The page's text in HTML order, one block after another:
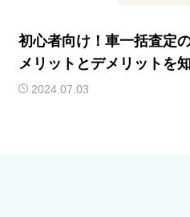
初心者向け！車一括査定
メリットとデメリットを
2024.07.03